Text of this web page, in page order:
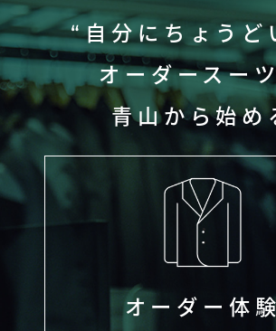
“自分にちょうど
オーダースー
青山から始め
オーダー体験